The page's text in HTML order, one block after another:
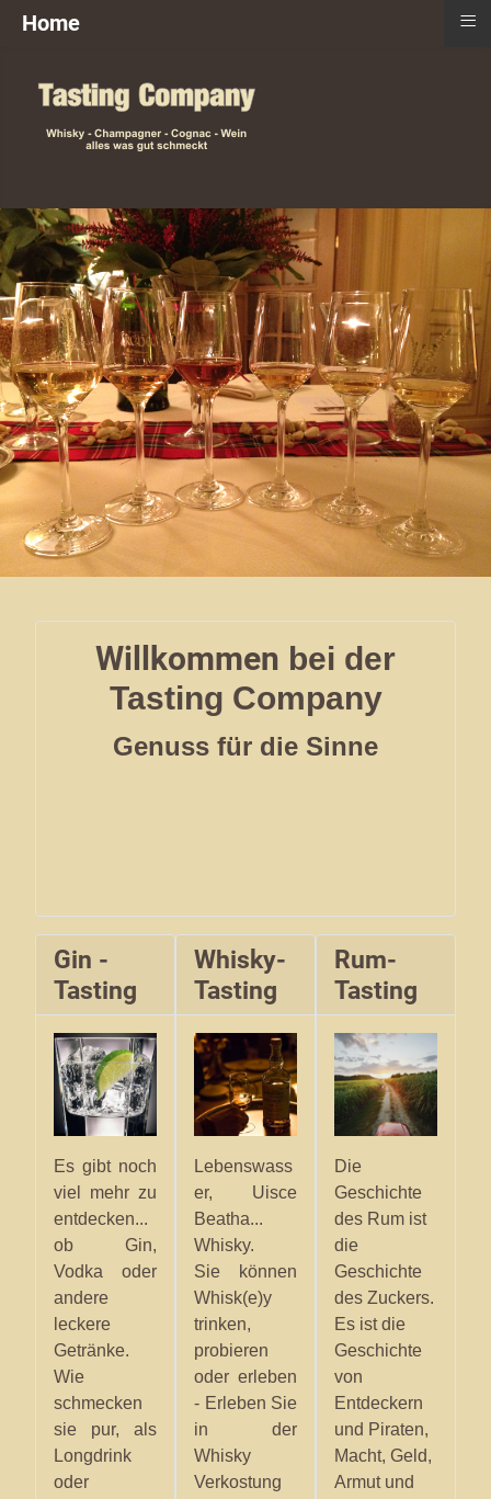
Willkommen bei der
Tasting Company
Genuss für die Sinne
Gin -
Tasting
Es gibt noch
viel mehr zu
entdecken...
ob Gin,
Vodka oder
andere
leckere
Getränke.
Wie
schmecken
sie pur, als
Longdrink
oder
Whisky-
Tasting
Lebenswass
er, Uisce
Beatha...
Whisky.
Sie können
Whisk(e)y
trinken,
probieren
oder erleben
- Erleben Sie
in der
Whisky
Verkostung
Rum-
Tasting
Die
Geschichte
des Rum ist
die
Geschichte
des Zuckers.
Es ist die
Geschichte
von
Entdeckern
und Piraten,
Macht, Geld,
Armut und
Home ≡